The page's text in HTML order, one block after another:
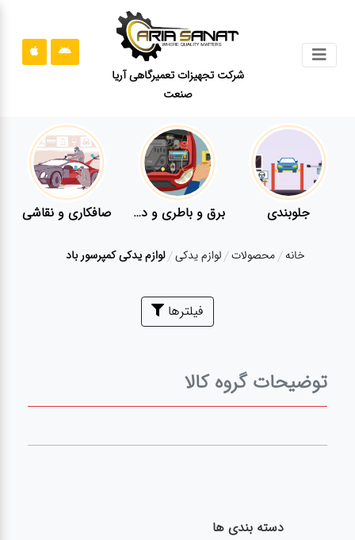
شرکت تجهیزات تعمیرگاهی آریا
صنعت
قوانین
سایت
ارتباط
روغنی
جلوبندی برق و باطری و دیاگ صافکاری و نقاشی
خانه محصولات لوازم یدکی لوازم یدکی کمپرسور باد
فیلترها
توضیحات گروه کالا
دسته بندی ها